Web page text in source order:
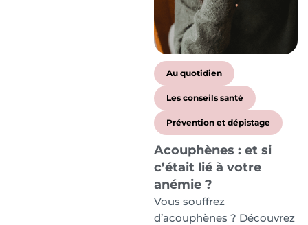
Au quotidien
Les conseils santé
Prévention et dépistage
Acouphènes : et si
c’était lié à votre
anémie ?
Vous souffrez
d’acouphènes ? Découvrez